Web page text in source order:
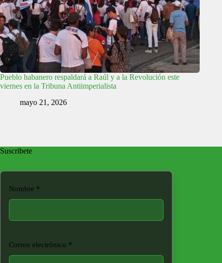
Pueblo habanero respaldará a Raúl y a la Revolución este
viernes en la Tribuna Antiimperialista
mayo 21, 2026
Suscribete
Nombre *
Correo electrónico *